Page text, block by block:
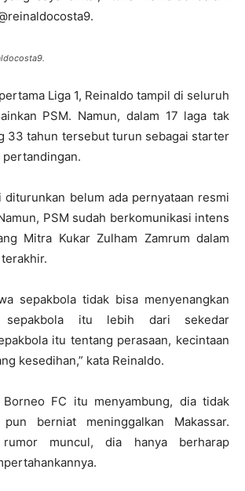
Liga 1, Reinaldo tampil di seluruh
PSM. Namun, dalam 17 laga tak
33 tahun tersebut turun sebagai starter
pertandingan.
diturunkan belum ada pernyataan resmi
PSM sudah berkomunikasi intens
Mitra Kukar Zulham Zamrum dalam
sepakbola tidak bisa menyenangkan
sepakbola itu lebih dari sekedar
itu tentang perasaan, kecintaan
kesedihan,” kata Reinaldo.
Borneo FC itu menyambung, dia tidak
berniat meninggalkan Makassar.
muncul, dia hanya berharap